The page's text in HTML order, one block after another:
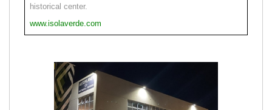
historical center.
www.isolaverde.com